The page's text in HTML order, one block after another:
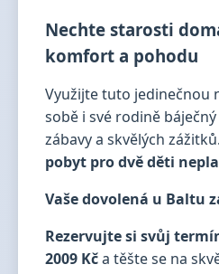
Nechte starosti
komfort a pohodu
Využijte tuto jedinečnou
sobě i své rodině
zábavy a skvělých zážitků.
pobyt pro dvě děti
Vaše dovolená u Baltu
Rezervujte si svůj
2009 Kča těšte se na